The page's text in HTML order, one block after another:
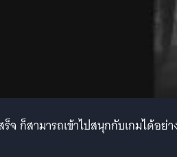
จ ก็สามารถเข้าไปสนุกกับเกมได้อย่า